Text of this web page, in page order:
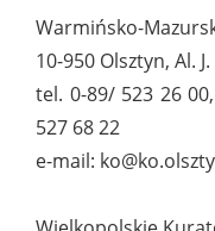
Warmińsko-
10-950 Olsztyn, Al.
tel. 0-89/ 523 26
527 68 22
e-mail: